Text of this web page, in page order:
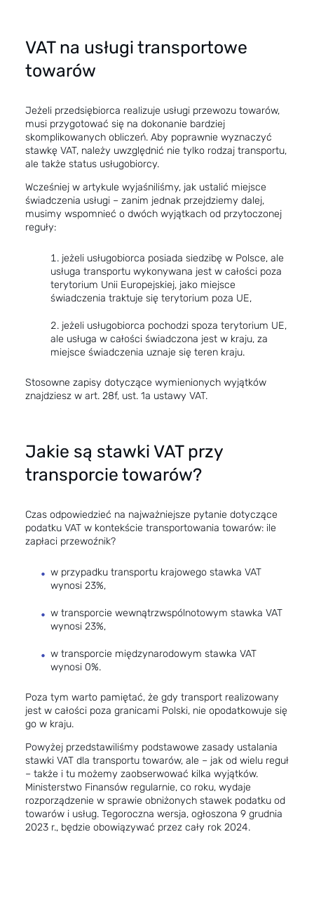
VAT na usługi transportowe
towarów
Jeżeli przedsiębiorca realizuje usługi przewozu towarów,
musi przygotować się na dokonanie bardziej
skomplikowanych obliczeń. Aby poprawnie wyznaczyć
stawkę VAT, należy uwzględnić nie tylko rodzaj transportu,
ale także status usługobiorcy.
Wcześniej w artykule wyjaśniliśmy, jak ustalić miejsce
świadczenia usługi – zanim jednak przejdziemy dalej,
musimy wspomnieć o dwóch wyjątkach od przytoczonej
reguły:
jeżeli usługobiorca posiada siedzibę w Polsce, ale
usługa transportu wykonywana jest w całości poza
terytorium Unii Europejskiej, jako miejsce
świadczenia traktuje się terytorium poza UE,
jeżeli usługobiorca pochodzi spoza terytorium UE,
ale usługa w całości świadczona jest w kraju, za
miejsce świadczenia uznaje się teren kraju.
Stosowne zapisy dotyczące wymienionych wyjątków
znajdziesz w art. 28f, ust. 1a ustawy VAT.
Jakie są stawki VAT przy
transporcie towarów?
Czas odpowiedzieć na najważniejsze pytanie dotyczące
podatku VAT w kontekście transportowania towarów: ile
zapłaci przewoźnik?
w przypadku transportu krajowego stawka VAT
wynosi 23%,
w transporcie wewnątrzwspólnotowym stawka VAT
wynosi 23%,
w transporcie międzynarodowym stawka VAT
wynosi 0%.
Poza tym warto pamiętać, że gdy transport realizowany
jest w całości poza granicami Polski, nie opodatkowuje się
go w kraju.
Powyżej przedstawiliśmy podstawowe zasady ustalania
stawki VAT dla transportu towarów, ale – jak od wielu reguł
– także i tu możemy zaobserwować kilka wyjątków.
Ministerstwo Finansów regularnie, co roku, wydaje
rozporządzenie w sprawie obniżonych stawek podatku od
towarów i usług. Tegoroczna wersja, ogłoszona 9 grudnia
2023 r., będzie obowiązywać przez cały rok 2024.